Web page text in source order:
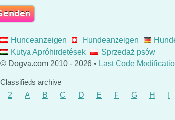
Hundeanzeigen Hundeanzeigen
Kutya Apróhirdetések
Sprzedaż psów
© Dogva.com 2010 - 2026 • Last Code
Classifieds archive
2
A B C D E F G H